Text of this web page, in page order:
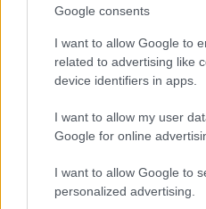
Google consents
I want to allow Google to
related to advertising like
device identifiers in apps.
I want to allow my user
Google for online
I want to allow Google to
personalized advertising.
A FIFA szabályzata
megnyilvánulásokat a
szervezők ezért
korlátozni a jelképeket
így az „Oroszlán és
megtiltottáka foci
himnusz kifütyülése a
legmeghatározóbb